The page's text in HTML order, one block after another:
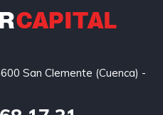
San Clemente (Cuenca) -